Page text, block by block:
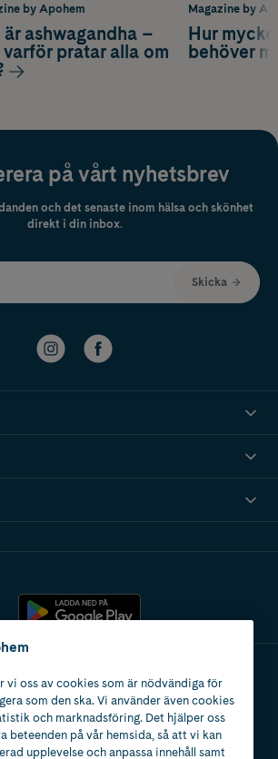
Magazine by
Hur
behöver
by Apohem
är ashwagandha –
pratar alla om
på vårt nyhetsbrev
och det senaste inom hälsa och skönhet
direkt i din inbox.
Skicka
vi oss av cookies som är nödvändiga för
som den ska. Vi använder även cookies
och marknadsföring. Det hjälper oss
beteenden på vår hemsida, så att vi kan
upplevelse och anpassa innehåll samt